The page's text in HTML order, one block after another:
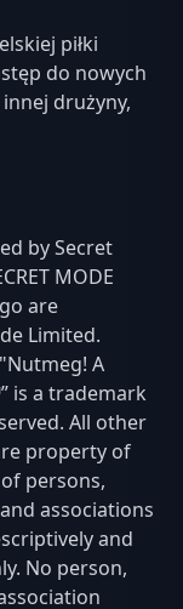
piłki
do nowych
drużyny,
by Secret
MODE
are
Limited.
A
is a trademark
All other
property of
persons,
associations
and
No person,